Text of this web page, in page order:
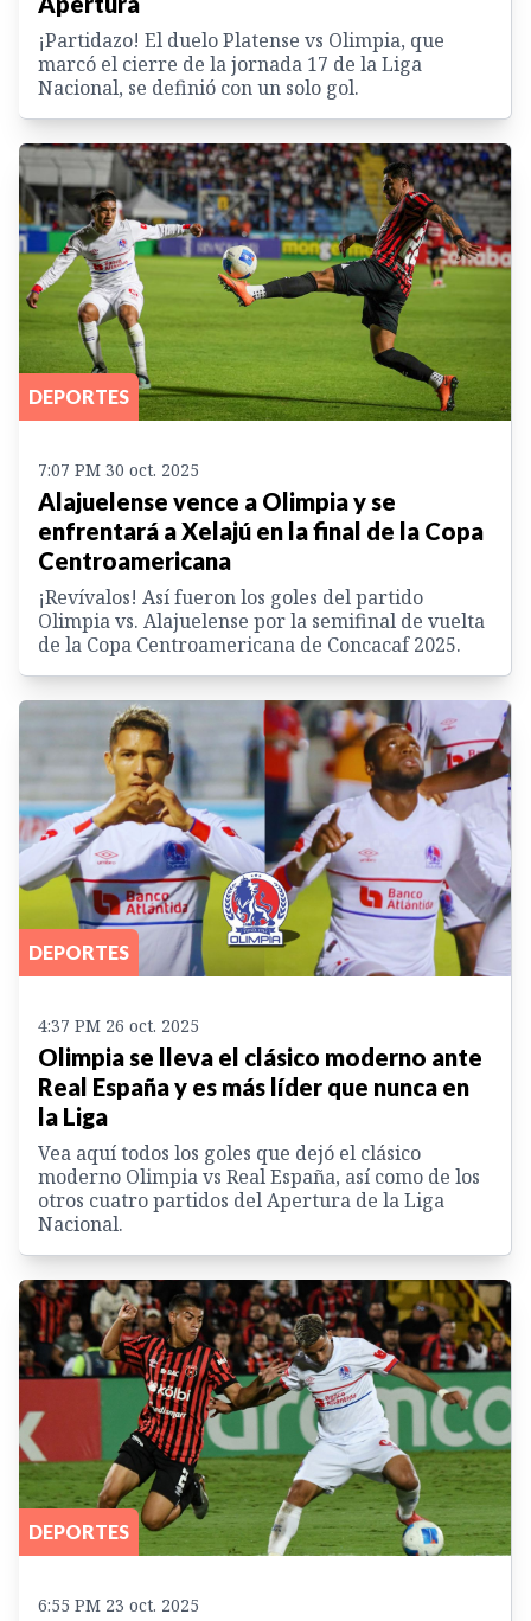
¡Partidazo! El duelo Platense vs Olimpia, que
marcó el cierre de la jornada 17 de la Liga
Nacional, se definió con un solo gol.
DEPORTES
7:07 PM 30 oct. 2025
Alajuelense vence a Olimpia y se
enfrentará a Xelajú en la final de la Copa
Centroamericana
¡Revívalos! Así fueron los goles del partido
Olimpia vs. Alajuelense por la semifinal de vuelta
de la Copa Centroamericana de Concacaf 2025.
DEPORTES
4:37 PM 26 oct. 2025
Olimpia se lleva el clásico moderno ante
Real España y es más líder que nunca en
la Liga
Vea aquí todos los goles que dejó el clásico
moderno Olimpia vs Real España, así como de los
otros cuatro partidos del Apertura de la Liga
Nacional.
DEPORTES
6:55 PM 23 oct. 2025